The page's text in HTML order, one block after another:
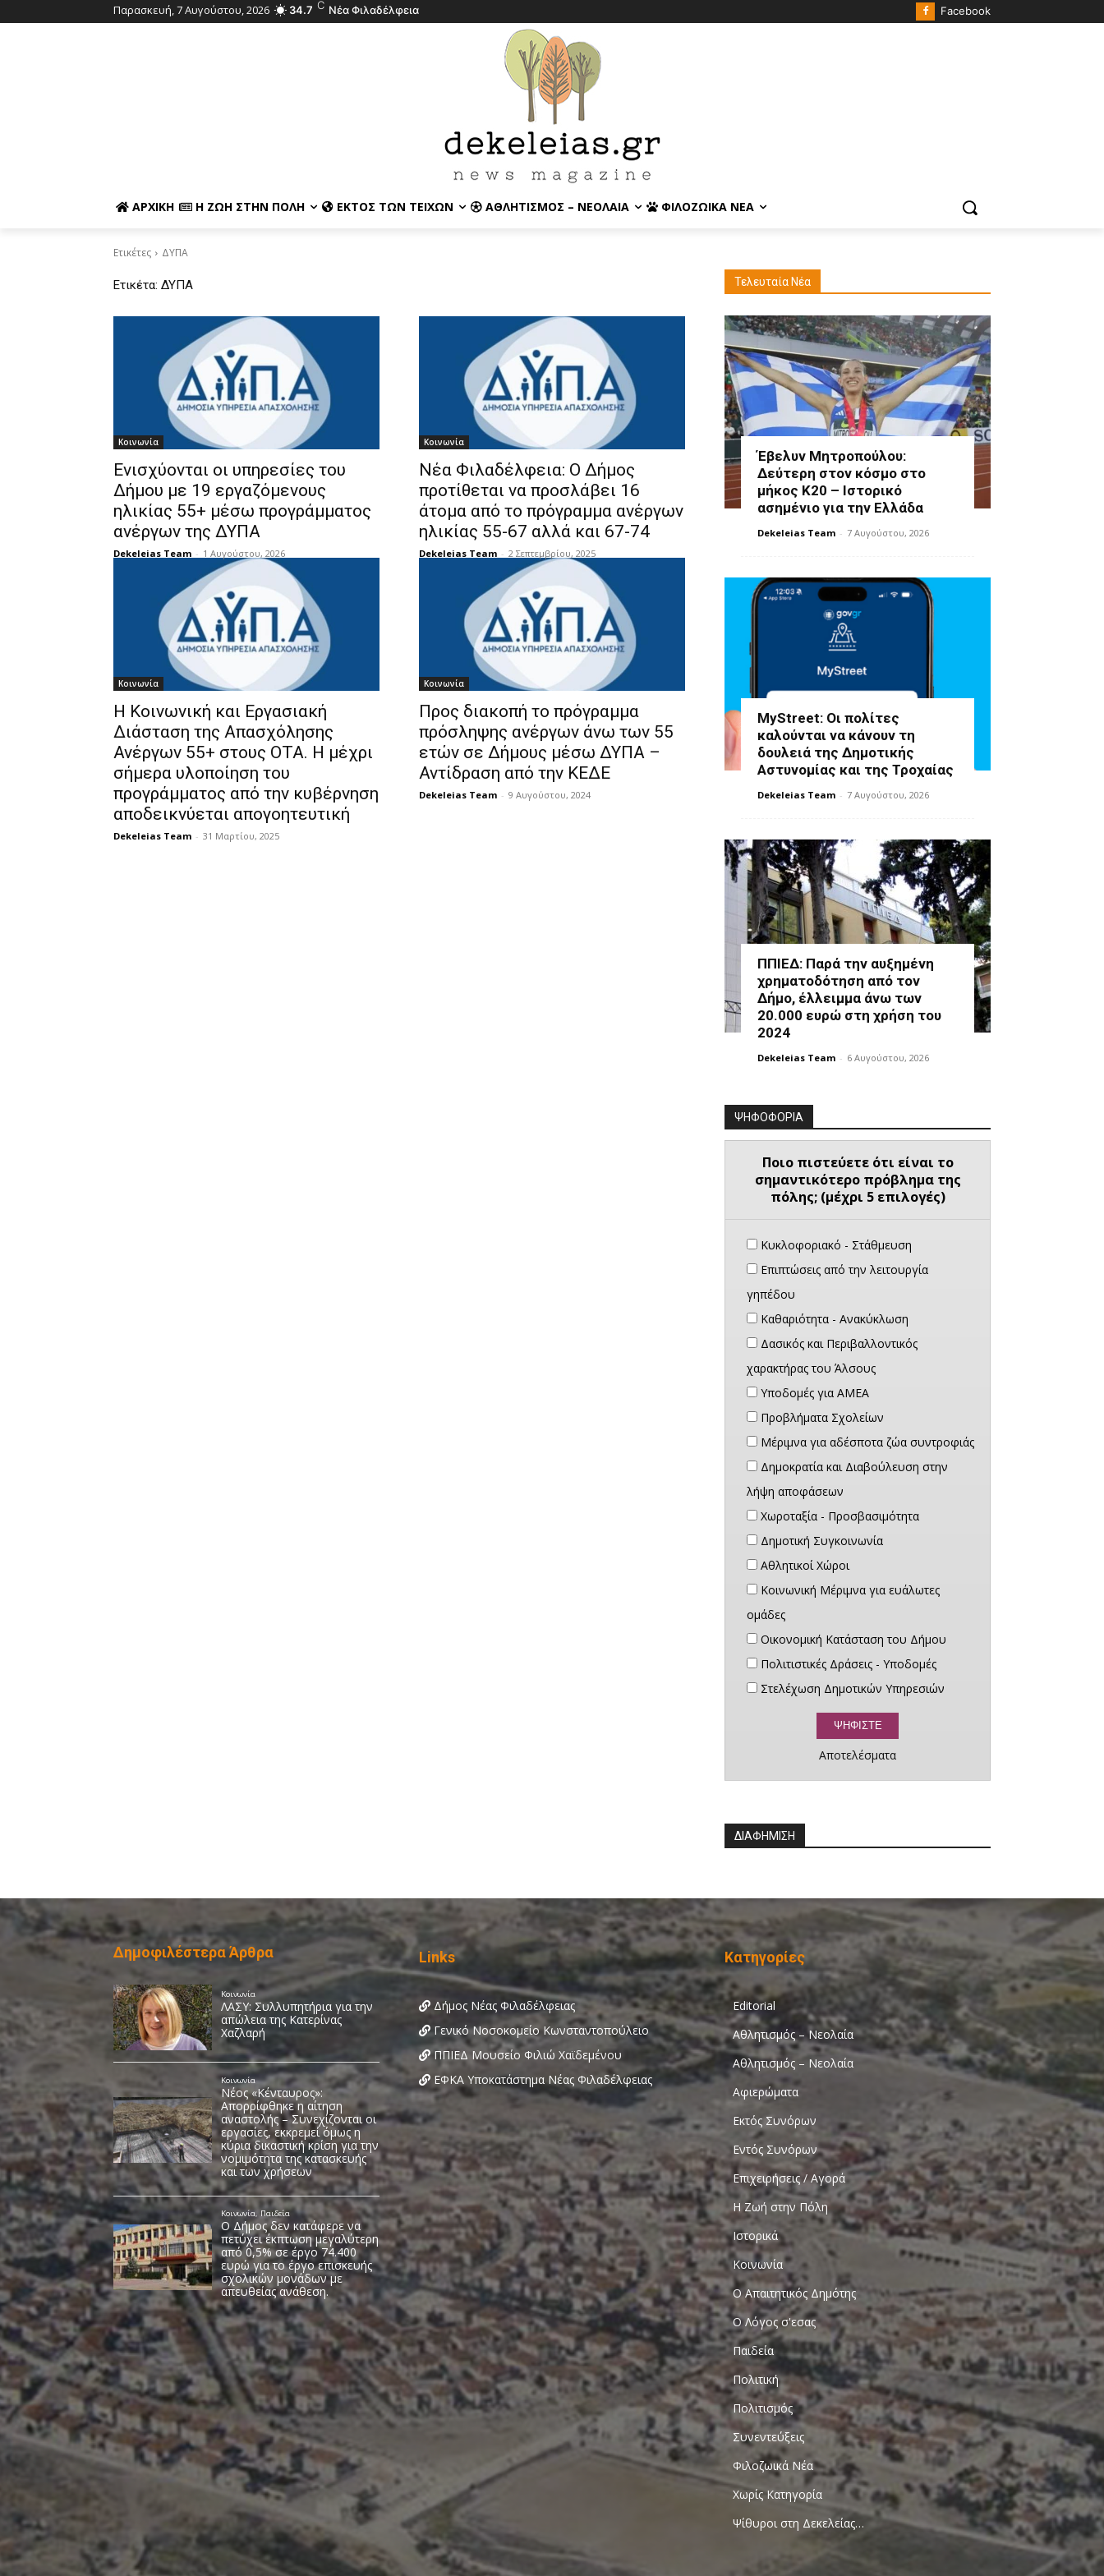
Παρασκευή, 7 Αυγούστου, 2026 34.7 C Νέα Φιλαδέλφεια Facebook
ΑΡΧΙΚΉ Η ΖΩΉ ΣΤΗΝ ΠΌΛΗ ΕΚΤΌΣ ΤΩΝ ΤΕΙΧΏΝ ΑΘΛΗΤΙΣΜΌΣ – ΝΕΟΛΑΊΑ ΦΙΛΟΖΩΙΚΆ ΝΈΑ
Ετικέτες ΔΥΠΑ
Ετικέτα: ΔΥΠΑ
Κοινωνία
Ενισχύονται οι υπηρεσίες του
Δήμου με 19 εργαζόμενους
ηλικίας 55+ μέσω προγράμματος
ανέργων της ΔΥΠΑ
Dekeleias Team - 1 Αυγούστου, 2026
Κοινωνία
Νέα Φιλαδέλφεια: Ο Δήμος
προτίθεται να προσλάβει 16
άτομα από το πρόγραμμα ανέργων
ηλικίας 55-67 αλλά και 67-74
Dekeleias Team - 2 Σεπτεμβρίου, 2025
Κοινωνία
Η Κοινωνική και Εργασιακή
Διάσταση της Απασχόλησης
Ανέργων 55+ στους ΟΤΑ. Η μέχρι
σήμερα υλοποίηση του
προγράμματος από την κυβέρνηση
αποδεικνύεται απογοητευτική
Dekeleias Team - 31 Μαρτίου, 2025
Κοινωνία
Προς διακοπή το πρόγραμμα
πρόσληψης ανέργων άνω των 55
ετών σε Δήμους μέσω ΔΥΠΑ –
Αντίδραση από την ΚΕΔΕ
Dekeleias Team - 9 Αυγούστου, 2024
Τελευταία Νέα
Έβελυν Μητροπούλου:
Δεύτερη στον κόσμο στο
μήκος Κ20 – Ιστορικό
ασημένιο για την Ελλάδα
Dekeleias Team - 7 Αυγούστου, 2026
MyStreet: Οι πολίτες
καλούνται να κάνουν τη
δουλειά της Δημοτικής
Αστυνομίας και της Τροχαίας
Dekeleias Team - 7 Αυγούστου, 2026
ΠΠΙΕΔ: Παρά την αυξημένη
χρηματοδότηση από τον
Δήμο, έλλειμμα άνω των
20.000 ευρώ στη χρήση του
2024
Dekeleias Team - 6 Αυγούστου, 2026
ΨΗΦΟΦΟΡΙΑ
Ποιο πιστεύετε ότι είναι το
σημαντικότερο πρόβλημα της
πόλης; (μέχρι 5 επιλογές)
Κυκλοφοριακό - Στάθμευση
Επιπτώσεις από την λειτουργία
γηπέδου
Καθαριότητα - Ανακύκλωση
Δασικός και Περιβαλλοντικός
χαρακτήρας του Άλσους
Υποδομές για ΑΜΕΑ
Προβλήματα Σχολείων
Μέριμνα για αδέσποτα ζώα συντροφιάς
Δημοκρατία και Διαβούλευση στην
λήψη αποφάσεων
Χωροταξία - Προσβασιμότητα
Δημοτική Συγκοινωνία
Αθλητικοί Χώροι
Κοινωνική Μέριμνα για ευάλωτες
ομάδες
Οικονομική Κατάσταση του Δήμου
Πολιτιστικές Δράσεις - Υποδομές
Στελέχωση Δημοτικών Υπηρεσιών
Αποτελέσματα
ΔΙΑΦΗΜΙΣΗ
Δημοφιλέστερα Άρθρα Links
Δήμος Νέας Φιλαδέλφειας
Γενικό Νοσοκομείο Κωνσταντοπούλειο
ΠΠΙΕΔ Μουσείο Φιλιώ Χαϊδεμένου
ΕΦΚΑ Υποκατάστημα Νέας Φιλαδέλφειας
Κατηγορίες
Editorial
Αθλητισμός – Νεολαία
Αθλητισμός – Νεολαία
Αφιερώματα
Εκτός Συνόρων
Εντός Συνόρων
Επιχειρήσεις / Αγορά
Η Ζωή στην Πόλη
Ιστορικά
Κοινωνία
Ο Απαιτητικός Δημότης
Ο Λόγος σ'εσας
Παιδεία
Πολιτική
Πολιτισμός
Συνεντεύξεις
Φιλοζωικά Νέα
Χωρίς Κατηγορία
Ψίθυροι στη Δεκελείας…